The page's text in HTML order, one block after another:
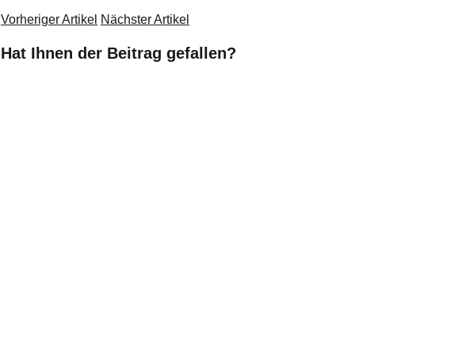
Vorheriger Artikel Nächster Artikel
Hat Ihnen der Beitrag gefallen?